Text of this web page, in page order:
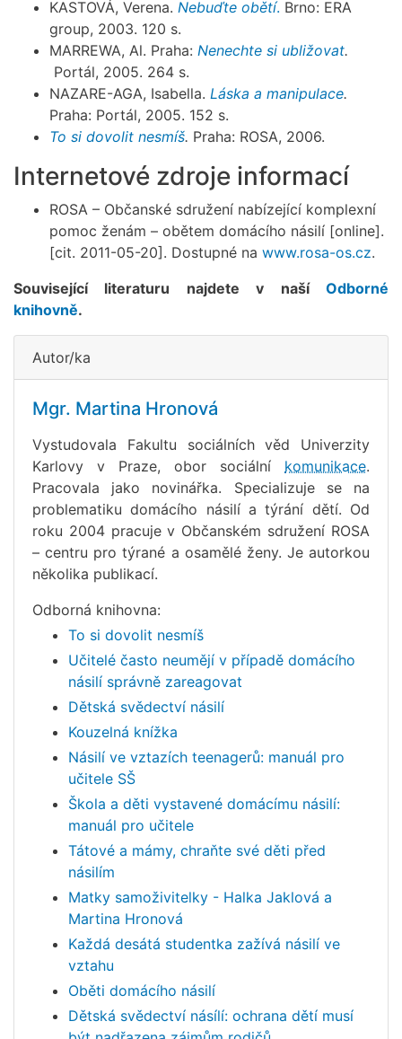
KASTOVÁ, Verena. Nebuďte obětí. Brno: ERA
group, 2003. 120 s.
MARREWA, Al. Praha: Nenechte si ubližovat.
Portál, 2005. 264 s.
NAZARE-AGA, Isabella. Láska a manipulace.
Praha: Portál, 2005. 152 s.
To si dovolit nesmíš. Praha: ROSA, 2006.
Internetové zdroje informací
ROSA – Občanské sdružení nabízející komplexní
pomoc ženám – obětem domácího násilí [online].
[cit. 2011-05-20]. Dostupné na www.rosa-os.cz.
Související literaturu najdete v naší Odborné
knihovně.
Autor/ka
Mgr. Martina Hronová
Vystudovala Fakultu sociálních věd Univerzity
Karlovy v Praze, obor sociální komunikace.
Pracovala jako novinářka. Specializuje se na
problematiku domácího násilí a týrání dětí. Od
roku 2004 pracuje v Občanském sdružení ROSA
– centru pro týrané a osamělé ženy. Je autorkou
několika publikací.
Odborná knihovna:
To si dovolit nesmíš
Učitelé často neumějí v případě domácího
násilí správně zareagovat
Dětská svědectví násilí
Kouzelná knížka
Násilí ve vztazích teenagerů: manuál pro
učitele SŠ
Škola a děti vystavené domácímu násilí:
manuál pro učitele
Tátové a mámy, chraňte své děti před
násilím
Matky samoživitelky - Halka Jaklová a
Martina Hronová
Každá desátá studentka zažívá násilí ve
vztahu
Oběti domácího násilí
Dětská svědectví násílí: ochrana dětí musí